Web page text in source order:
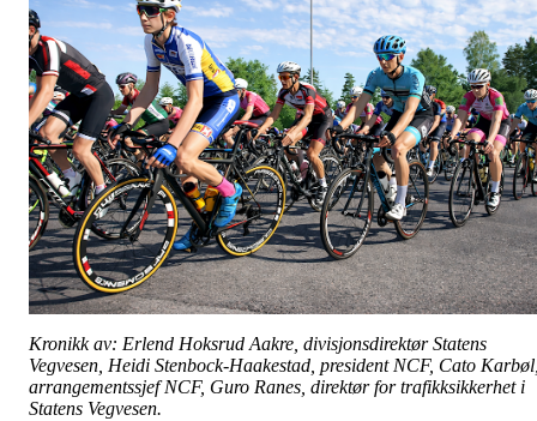
Kronikk av: Erlend Hoksrud Aakre, divisjonsdirektør Statens
Vegvesen, Heidi Stenbock-Haakestad, president NCF, Cato
arrangementssjef NCF, Guro Ranes, direktør for trafikksikkerhet i
Statens Vegvesen.